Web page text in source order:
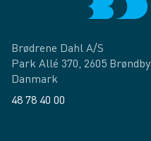
Brødrene Dahl A/S
Park Allé 370, 2605 Brøndby
Danmark
48 78 40 00